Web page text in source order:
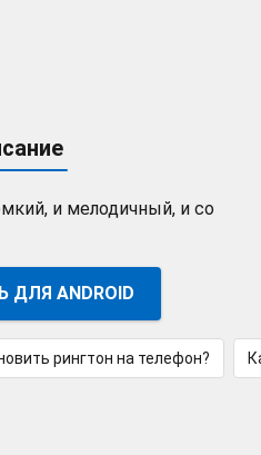
и мелодичный, и со
ДЛЯ ANDROID
рингтон на телефон?